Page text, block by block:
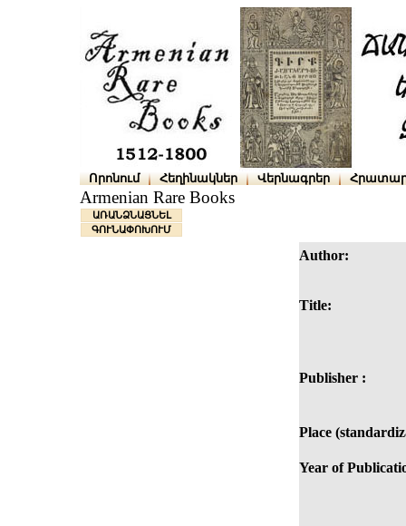
Որոնում Հեղինակներ Վերնագրեր
Armenian Rare Books
ԱՌԱՆՁՆԱՑՆԵԼ
ԳՈՒՆԱՓՈԽՈՒՄ
Author:
Title:
Publisher :
Place
Year of